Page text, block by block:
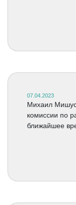
07.04.2023
Михаил
комиссии по
ближайшее